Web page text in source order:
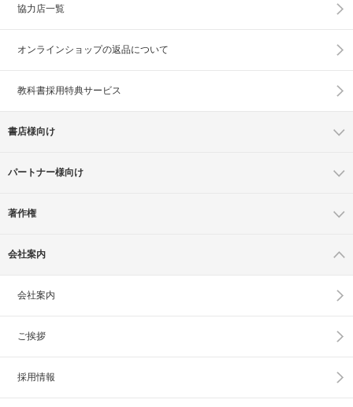
協力店一覧
オンラインショップの返品について
教科書採用特典サービス
書店様向け
パートナー様向け
著作権
会社案内
会社案内
ご挨拶
採用情報